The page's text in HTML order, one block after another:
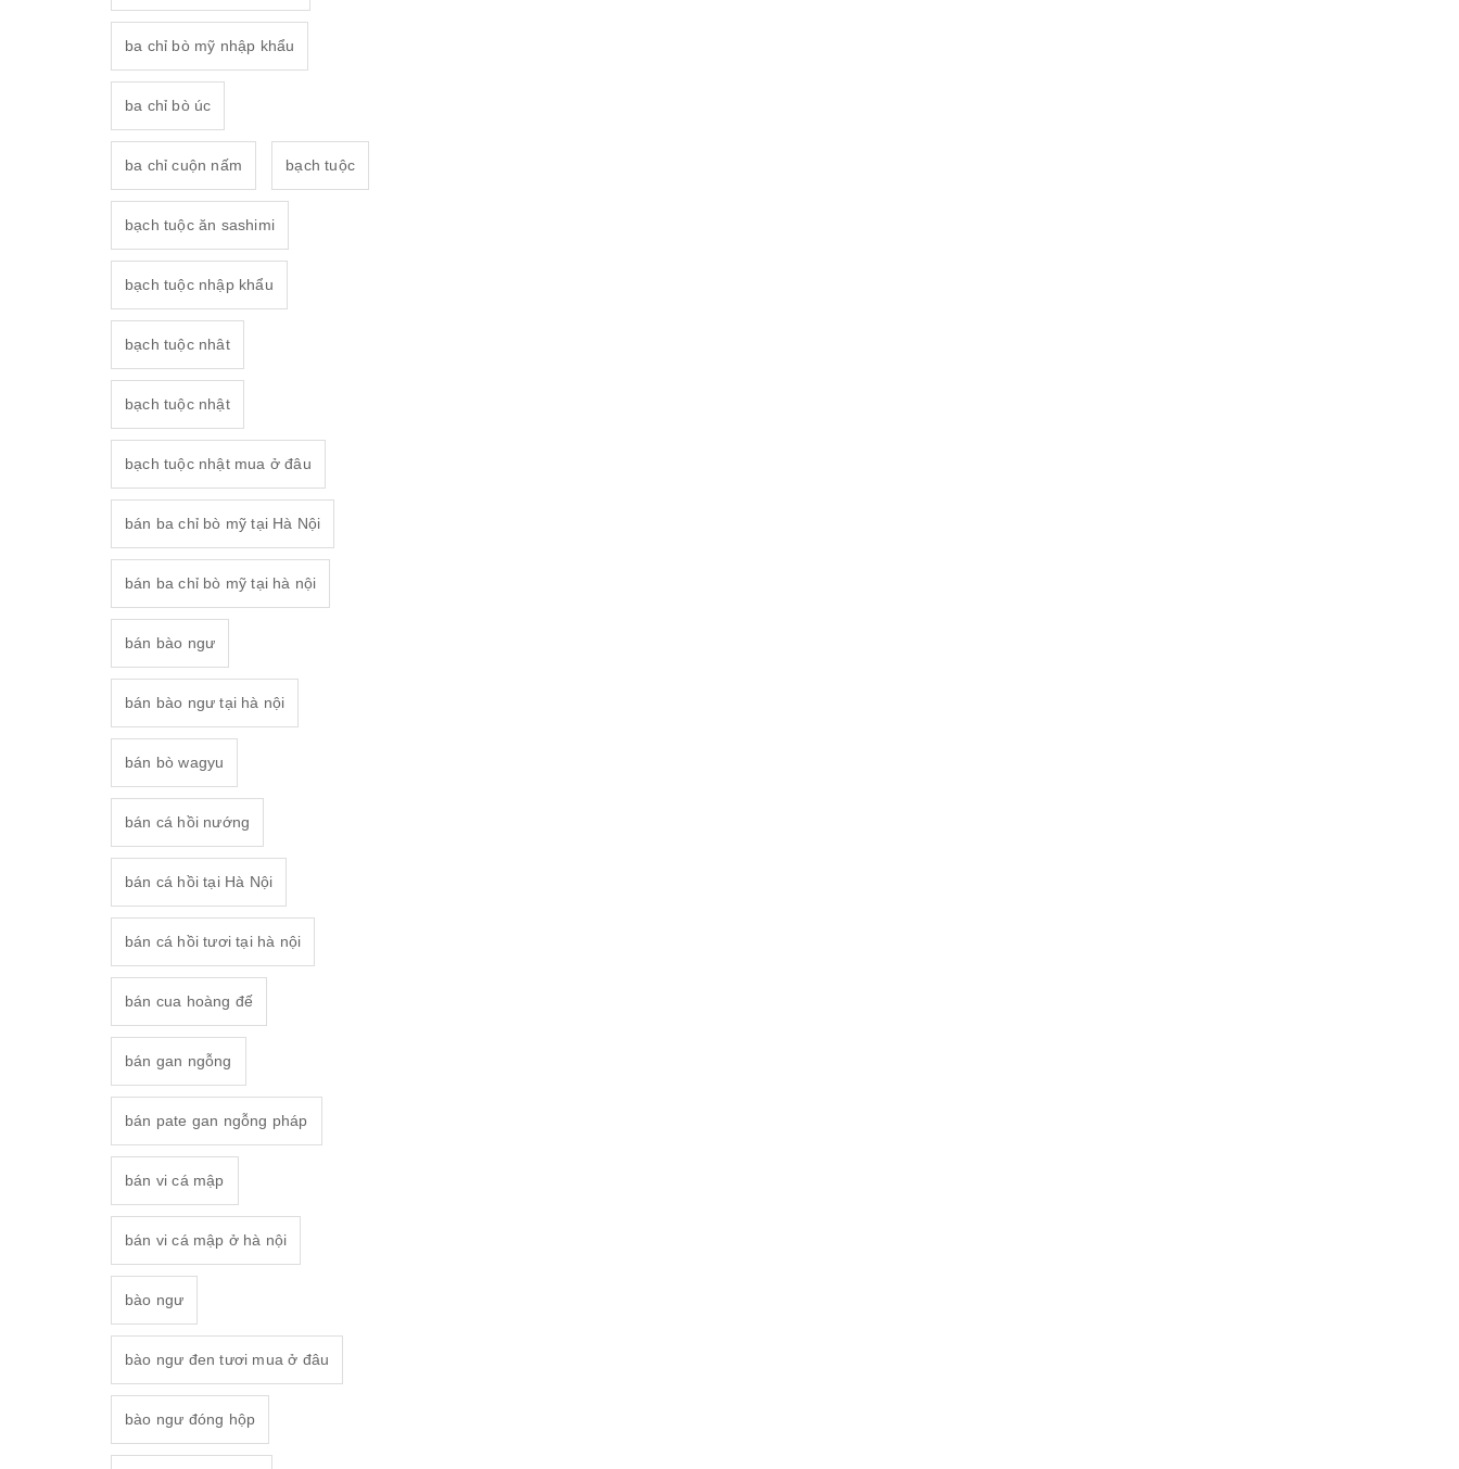
ba chỉ bò mỹ nhập khẩu
ba chỉ bò úc
ba chỉ cuộn nấm bạch tuộc
bạch tuộc ăn sashimi
bạch tuộc nhập khẩu
bạch tuộc nhât
bạch tuộc nhật
bạch tuộc nhật mua ở đâu
bán ba chỉ bò mỹ tại Hà Nội
bán ba chỉ bò mỹ tại hà nội
bán bào ngư
bán bào ngư tại hà nội
bán bò wagyu
bán cá hồi nướng
bán cá hồi tại Hà Nội
bán cá hồi tươi tại hà nội
bán cua hoàng đế
bán gan ngỗng
bán pate gan ngỗng pháp
bán vi cá mập
bán vi cá mập ở hà nội
bào ngư
bào ngư đen tươi mua ở đâu
bào ngư đóng hộp